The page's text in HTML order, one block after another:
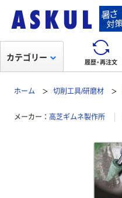
履歴・再注文
カテゴリー
ホーム 切削工具/研磨材
メーカー 高芝ギムネ製作所